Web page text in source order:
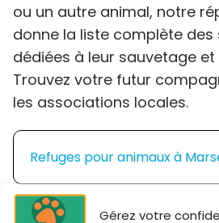
Gérez votre
ou un autre animal, notre
donne la liste complète
dédiées à leur sauvetage
Trouvez votre futur
les associations locales.
Refuges pour animaux à
Refuges pour animaux à Trets